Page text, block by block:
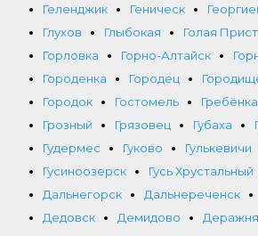
Геленджик
Геническ
Глухов
Глыбокая Голая
Горловка
Горно-Алтайск
Городенка
Городец
Городок
Гостомель Гребёнка
Грозный
Грязовец Губаха
Гудермес
Гуково Гулькевичи
Гусиноозерск
Гусь Хрустальный
Дальнегорск
Дальнереченск
Дедовск
Демидово Деражня